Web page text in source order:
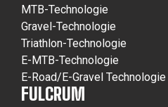
MTB-Technologie
Gravel-Technologie
Triathlon-Technologie
E-MTB-Technologie
E-Road/E-Gravel Technologie
FULCRUM